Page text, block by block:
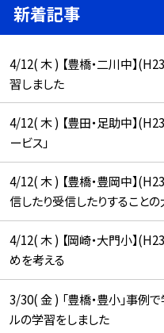
新着記事
4/12( 木 ) 【豊橋・二川中】
習しました
4/12( 木 ) 【豊田・足助中】
ービス」
4/12( 木 ) 【豊橋・豊岡中】
信したり受信したりすること
4/12( 木 ) 【岡崎・大門小】
めを考える
3/30( 金 ) 「豊橋・豊小」事例
ルの学習をしました